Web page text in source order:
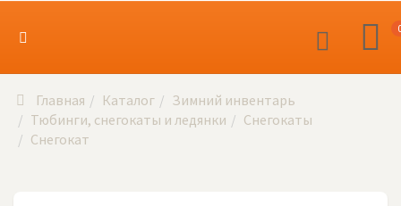
Главная Каталог
Зимний инвентарь
Тюбинги, снегокаты и ледянки
Снегокаты
Снегокат